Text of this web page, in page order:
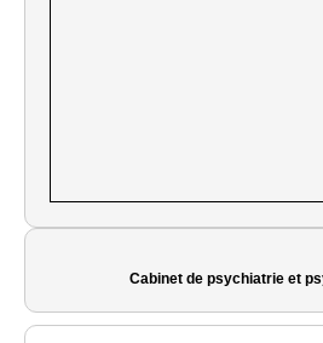
Cabinet de psychiatrie et